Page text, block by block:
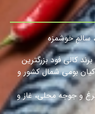
سالمِ خوشمزه
کالی فود بزرگترین
بومی شمال کشور و
و جوجه محلی، غاز و